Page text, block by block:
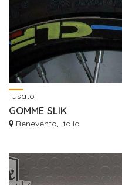
Usato
GOMME SLIK
Benevento, Italia